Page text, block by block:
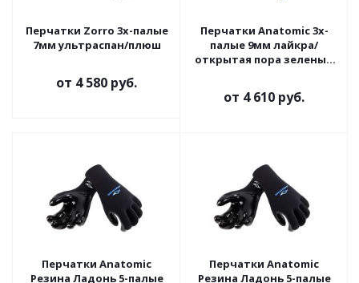
Перчатки Zorro 3х-палые
7мм ультраспан/плюш
от 4 580 руб.
Перчатки Anatomic 3х-
палые 9мм лайкра/
открытая пора зеленый
от 4 610 руб.
Перчатки Anatomic
Резина Ладонь 5-палые
Перчатки Anatomic
Резина Ладонь 5-палые